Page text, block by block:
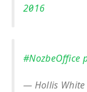
2016
#NozbeOffice
— Hollis White